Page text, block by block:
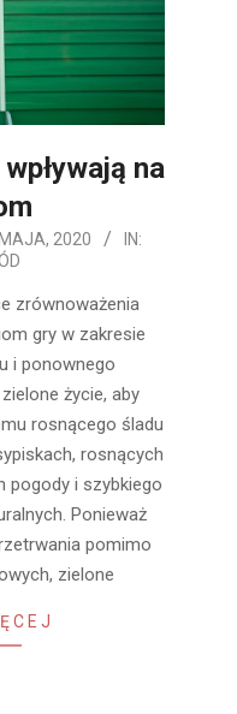
na
2020
IN:
zrównoważenia
gry w zakresie
i ponownego
życie, aby
rosnącego śladu
rosnących
pogody i szybkiego
Ponieważ
pomimo
zielone